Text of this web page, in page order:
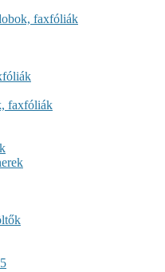
faxfóliák
faxfóliák